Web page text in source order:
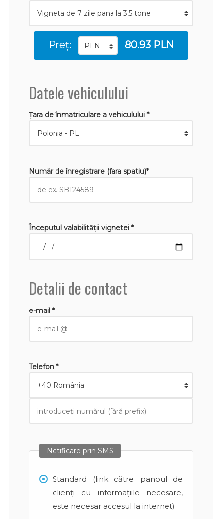
Preț: 80.93 PLN
Datele vehiculului
Țara de înmatriculare a vehiculului *
Număr de înregistrare (fara spatiu)*
Începutul valabilităţii vignetei *
Detalii de contact
e-mail *
Telefon *
Notificare prin SMS
Standard (link către panoul de
clienți cu informațiile necesare,
este necesar accesul la internet)